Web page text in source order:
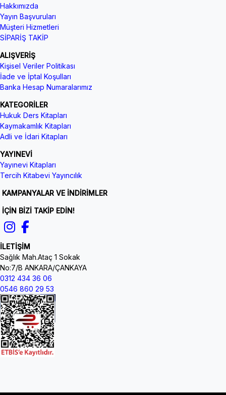
Hakkımızda
Yayın Başvuruları
Müşteri Hizmetleri
SİPARİŞ TAKİP
ALIŞVERİŞ
Kişisel Veriler Politikası
İade ve İptal Koşulları
Banka Hesap Numaralarımız
KATEGORİLER
Hukuk Ders Kitapları
Kaymakamlık Kitapları
Adli ve İdari Kitapları
YAYINEVİ
Yayınevi Kitapları
Tercih Kitabevi Yayıncılık
KAMPANYALAR VE İNDİRİMLER
İÇİN BİZİ TAKİP EDİN!
İLETİŞİM
Sağlık Mah.Ataç 1 Sokak
No:7/B ANKARA/ÇANKAYA
0312 434 36 06
0546 860 29 53